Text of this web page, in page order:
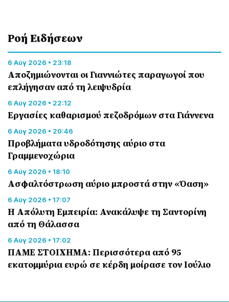
Ροή Eιδήσεων
6 Αύγ 2026 • 23:18
Αποζημιώνονται οι Γιαννιώτες παραγωγοί που
επλήγησαν από τη λειψυδρία
6 Αύγ 2026 • 22:12
Εργασίες καθαρισμού πεζοδρόμων στα Γιάννενα
6 Αύγ 2026 • 20:46
Προβλήματα υδροδότησης αύριο στα
Γραμμενοχώρια
6 Αύγ 2026 • 18:10
Ασφαλτόστρωση αύριο μπροστά στην «Όαση»
6 Αύγ 2026 • 17:07
Η Απόλυτη Εμπειρία: Ανακάλυψε τη Σαντορίνη
από τη Θάλασσα
6 Αύγ 2026 • 17:02
ΠΑΜΕ ΣΤΟΙΧΗΜΑ: Περισσότερα από 95
εκατομμύρια ευρώ σε κέρδη μοίρασε τον Ιούλιο